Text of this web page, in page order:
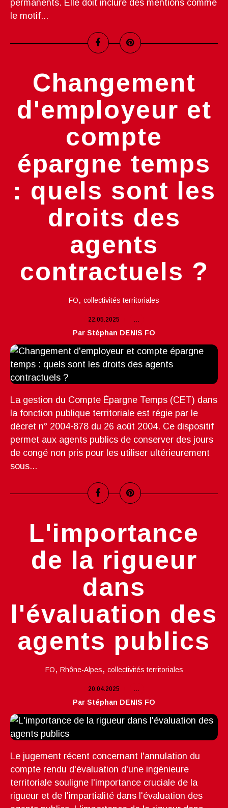
permanents. Elle doit inclure des mentions comme
le motif...
Changement
d'employeur et
compte
épargne temps
: quels sont les
droits des
agents
contractuels ?
FO, collectivités territoriales
22.05.2025 …
Par Stéphan DENIS FO
La gestion du Compte Épargne Temps (CET) dans
la fonction publique territoriale est régie par le
décret n° 2004-878 du 26 août 2004. Ce dispositif
permet aux agents publics de conserver des jours
de congé non pris pour les utiliser ultérieurement
sous...
L'importance
de la rigueur
dans
l'évaluation des
agents publics
FO, Rhône-Alpes, collectivités territoriales
20.04.2025 …
Par Stéphan DENIS FO
Le jugement récent concernant l'annulation du
compte rendu d'évaluation d'une ingénieure
territoriale souligne l'importance cruciale de la
rigueur et de l'impartialité dans l'évaluation des